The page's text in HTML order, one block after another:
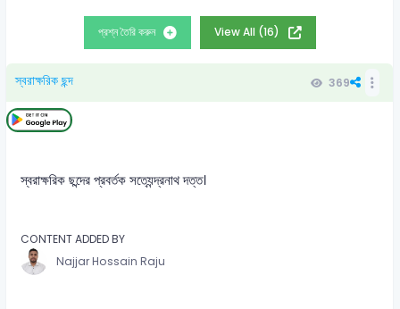
প্রশ্ন তৈরি করুন View All (16)
স্বরাক্ষরিক ছন্দ 369
স্বরাক্ষরিক ছন্দের প্রবর্তক সত্যেন্দ্রনাথ দত্ত।
CONTENT ADDED BY
Najjar Hossain Raju